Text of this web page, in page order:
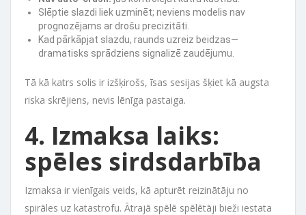
Slēptie slazdi liek uzminēt; neviens modelis nav
prognozējams ar drošu precizitāti.
Kad pārkāpjat slazdu, raunds uzreiz beidzas—
dramatisks sprādziens signalizē zaudējumu.
Tā kā katrs solis ir izšķirošs, īsas sesijas šķiet kā augsta
riska skrējiens, nevis lēnīga pastaiga.
4. Izmaksa laiks:
spēles sirdsdarbība
Izmaksa ir vienīgais veids, kā apturēt reizinātāju no
spirāles uz katastrofu. Ātrajā spēlē spēlētāji bieži iestata